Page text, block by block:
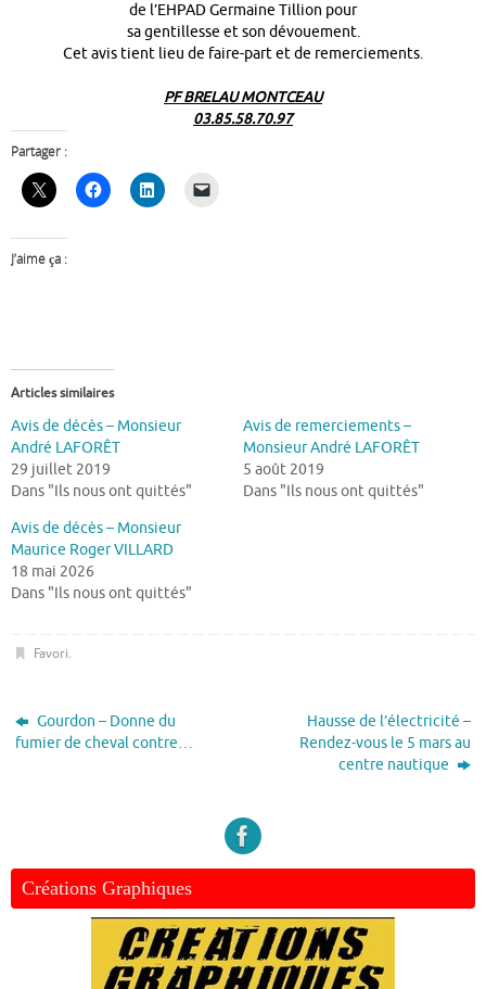
de l’EHPAD Germaine Tillion pour
sa gentillesse et son dévouement.
Cet avis tient lieu de faire-part et de remerciements.
PF BRELAU MONTCEAU
03.85.58.70.97
Partager :
J’aime ça :
Articles similaires
Avis de décès – Monsieur
André LAFORÊT
29 juillet 2019
Dans "Ils nous ont quittés"
Avis de remerciements –
Monsieur André LAFORÊT
5 août 2019
Dans "Ils nous ont quittés"
Avis de décès – Monsieur
Maurice Roger VILLARD
18 mai 2026
Dans "Ils nous ont quittés"
Favori.
Gourdon – Donne du
fumier de cheval contre…
Hausse de l’électricité –
Rendez-vous le 5 mars au
centre nautique
Créations Graphiques